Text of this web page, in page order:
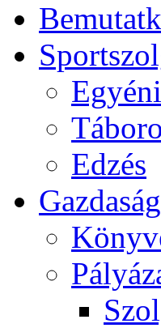
Edzés